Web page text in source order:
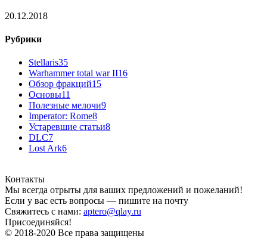
20.12.2018
Рубрики
Stellaris35
Warhammer total war II16
Обзор фракций15
Основы11
Полезные мелочи9
Imperator: Rome8
Устаревшие статьи8
DLC7
Lost Ark6
Контакты
Мы всегда отрыты для ваших предложений и пожеланий!
Если у вас есть вопросы — пишите на почту
Свяжитесь с нами: aptero@qlay.ru
Присоединяйся!
© 2018-2020 Все права защищены